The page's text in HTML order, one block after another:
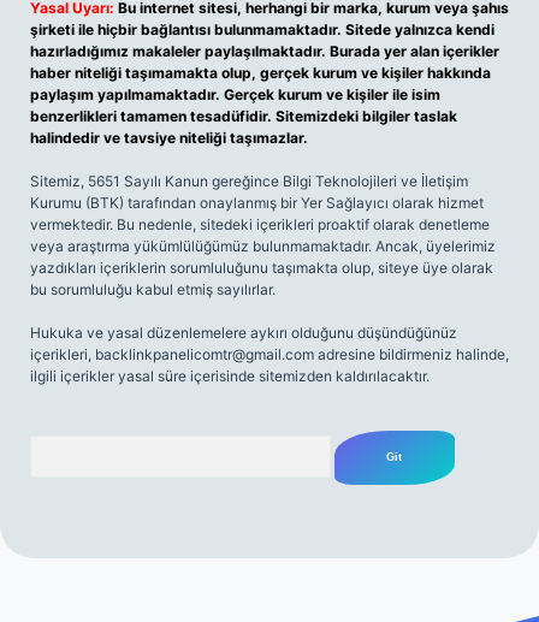
Yasal Uyarı: Bu internet sitesi, herhangi bir marka, kurum veya şahıs
şirketi ile hiçbir bağlantısı bulunmamaktadır. Sitede yalnızca kendi
hazırladığımız makaleler paylaşılmaktadır. Burada yer alan içerikler
haber niteliği taşımamakta olup, gerçek kurum ve kişiler hakkında
paylaşım yapılmamaktadır. Gerçek kurum ve kişiler ile isim
benzerlikleri tamamen tesadüfidir. Sitemizdeki bilgiler taslak
halindedir ve tavsiye niteliği taşımazlar.
Sitemiz, 5651 Sayılı Kanun gereğince Bilgi Teknolojileri ve İletişim
Kurumu (BTK) tarafından onaylanmış bir Yer Sağlayıcı olarak hizmet
vermektedir. Bu nedenle, sitedeki içerikleri proaktif olarak denetleme
veya araştırma yükümlülüğümüz bulunmamaktadır. Ancak, üyelerimiz
yazdıkları içeriklerin sorumluluğunu taşımakta olup, siteye üye olarak
bu sorumluluğu kabul etmiş sayılırlar.
Hukuka ve yasal düzenlemelere aykırı olduğunu düşündüğünüz
içerikleri, backlinkpanelicomtr@gmail.com adresine bildirmeniz halinde,
ilgili içerikler yasal süre içerisinde sitemizden kaldırılacaktır.